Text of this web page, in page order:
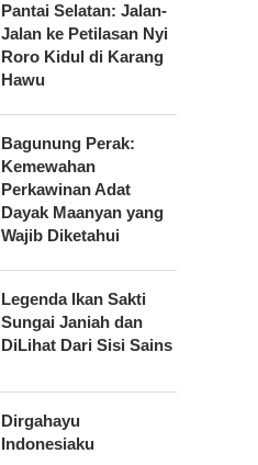
Pantai Selatan: Jalan-
Jalan ke Petilasan Nyi
Roro Kidul di Karang
Hawu
Bagunung Perak:
Kemewahan
Perkawinan Adat
Dayak Maanyan yang
Wajib Diketahui
Legenda Ikan Sakti
Sungai Janiah dan
DiLihat Dari Sisi Sains
Dirgahayu
Indonesiaku